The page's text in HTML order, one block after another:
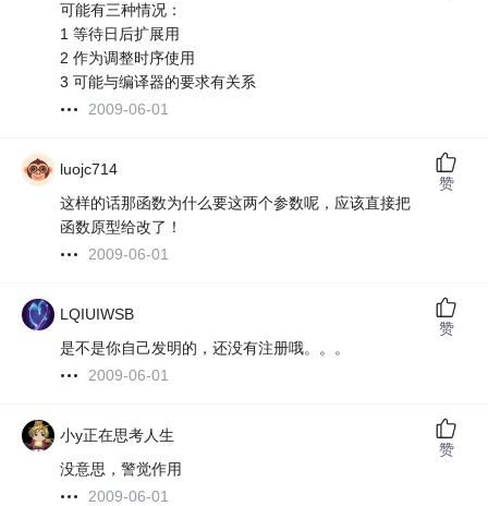
可能有三种情况：
1 等待日后扩展用
2 作为调整时序使用
3 可能与编译器的要求有关系
2009-06-01
luojc714
这样的话那函数为什么要这两个参数呢，应该直接把
函数原型给改了！
2009-06-01
赞
LQIUIWSB
是不是你自己发明的，还没有注册哦。。。
2009-06-01
赞
小y正在思考人生
没意思，警觉作用
2009-06-01
赞